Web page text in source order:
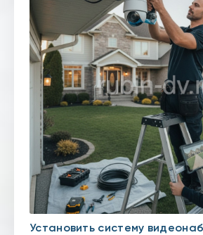
Установить систему